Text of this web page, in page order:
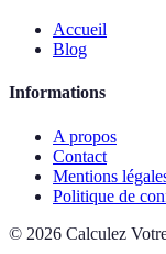
Accueil
Blog
Informations
A propos
Contact
Mentions
Politique de
© 2026 Calculez